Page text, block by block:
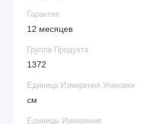
Гарантия
12 месяцев
Группа Продукта
1372
Единица Измерения Упаковки
см
Единицы Измерения